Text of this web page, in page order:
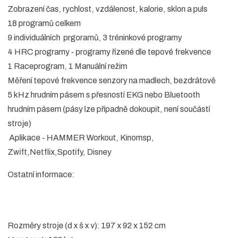
Zobrazení čas, rychlost, vzdálenost, kalorie, sklon a puls
18 programů celkem
9 individuálních prgoramů, 3 tréninkové programy
4 HRC programy - programy řízené dle tepové frekvence
1 Raceprogram, 1 Manuální režim
Měření tepové frekvence senzory na madlech, bezdrátově
5 kHz hrudním pásem s přesností EKG nebo Bluetooth
hrudním pásem (pásy lze případně dokoupit, není součástí
stroje)
Aplikace - HAMMER Workout, Kinomsp,
Zwift,Netflix,Spotify, Disney
Ostatní informace:
Rozměry stroje (d x š x v): 197 x 92 x 152 cm